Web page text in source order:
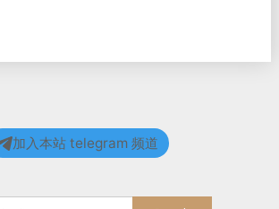
加入本站 telegram 频道